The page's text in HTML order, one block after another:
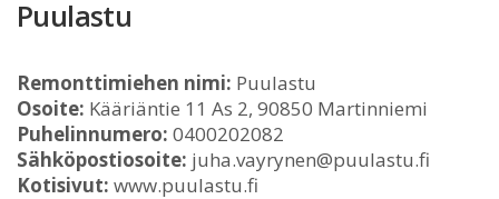
Puulastu
Remonttimiehen nimi: Puulastu
Osoite: Kääriäntie 11 As 2, 90850 Martinniemi
Puhelinnumero: 0400202082
Sähköpostiosoite: juha.vayrynen@puulastu.fi
Kotisivut: www.puulastu.fi